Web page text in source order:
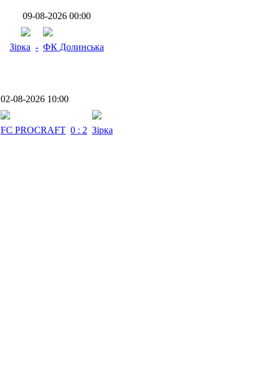
09-08-2026 00:00
Зірка - ФК Долинська
02-08-2026 10:00
FC PROCRAFT 0 : 2 Зірка